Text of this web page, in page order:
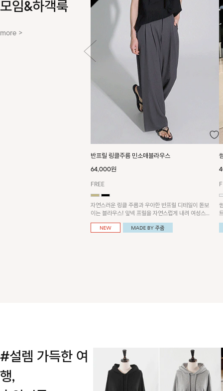
모임&하객룩
more >
반프릴 링클주름 민소매블라우스
64,000원
FREE
자연스러운 링클 주름과 우아한 반프릴 디테일이 돋보
이는 블라우스! 앞넥 프릴을 자연스럽게 내려 여성스러
운 무드로 연출하거나, 어깨 옆 단추에 걸어 세련된 카
울넥 스타일로 연출할 수 있는 아이템이에요~
#설렘 가득한 여
행,